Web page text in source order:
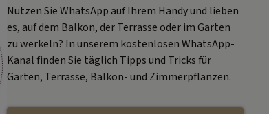
Nutzen Sie WhatsApp auf Ihrem Handy und lieben
es, auf dem Balkon, der Terrasse oder im Garten
zu werkeln? In unserem kostenlosen WhatsApp-
Kanal finden Sie täglich Tipps und Tricks für
Garten, Terrasse, Balkon- und Zimmerpflanzen.